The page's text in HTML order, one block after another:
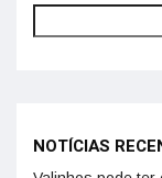
NOTÍCIAS